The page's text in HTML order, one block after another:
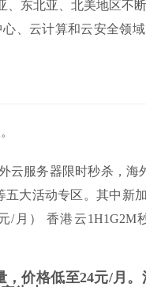
、东北亚、北美地区不
、云计算和云安全领
云服务器限时秒杀，海
大活动专区。其中新
/月） 香港云1H1G2M
价格低至24元/月。